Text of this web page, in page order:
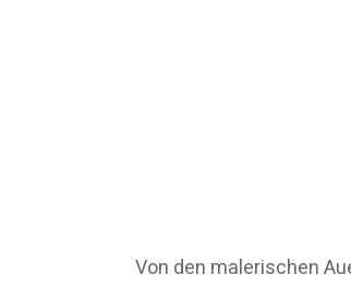
Von den malerischen